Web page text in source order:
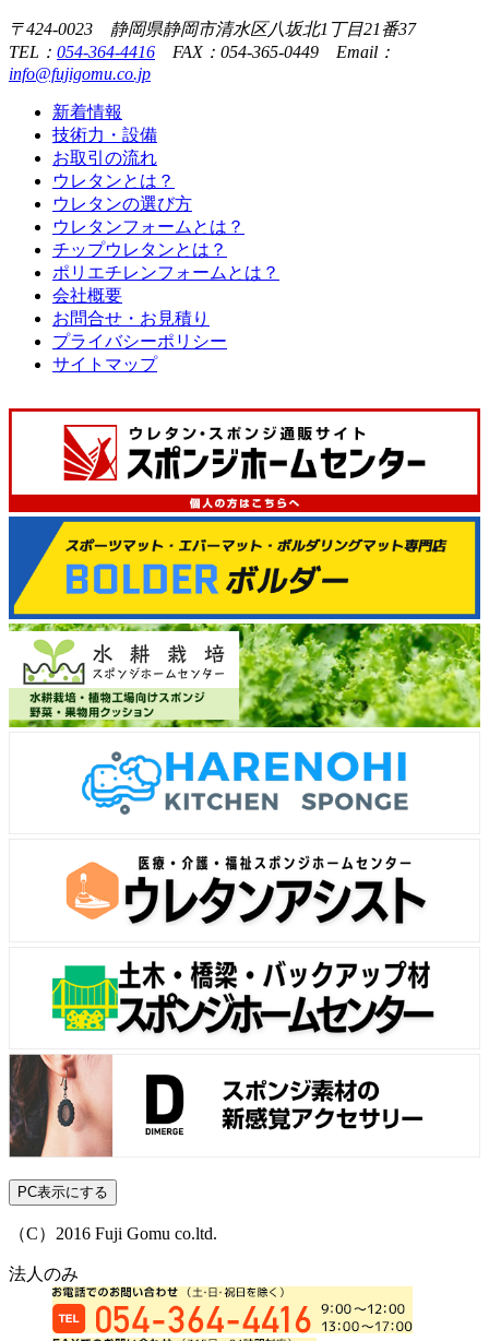
〒424-0023 静岡県静岡市清水区八坂北1丁目21番37
TEL： 054-364-4416 FAX：054-365-0449 Email：
info@fujigomu.co.jp
新着情報
技術力・設備
お取引の流れ
ウレタンとは？
ウレタンの選び方
ウレタンフォームとは？
チップウレタンとは？
ポリエチレンフォームとは？
会社概要
お問合せ・お見積り
プライバシーポリシー
サイトマップ
PC表示にする
（C）2016 Fuji Gomu co.ltd.
法人のみ